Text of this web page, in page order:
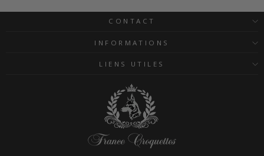
CONTACT
INFORMATIONS
LIENS UTILES